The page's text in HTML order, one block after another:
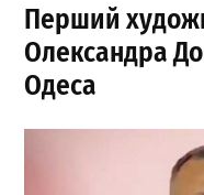
Перший
Олександра
Одеса